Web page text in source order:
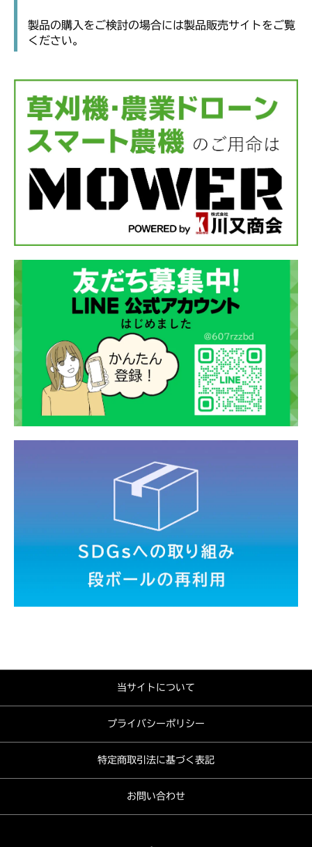
製品の購入をご検討の場合には製品販売サイトをご覧
ください。
当サイトについて
プライバシーポリシー
特定商取引法に基づく表記
お問い合わせ